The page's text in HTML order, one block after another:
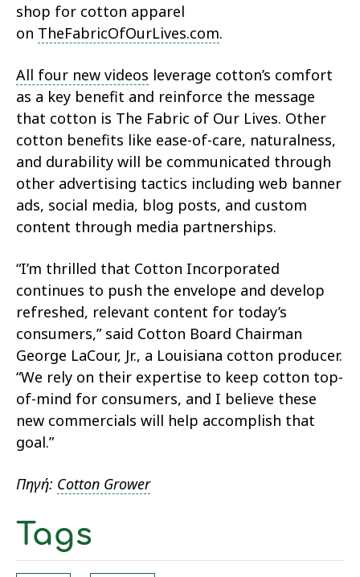
shop for cotton apparel
on TheFabricOfOurLives.com.
All four new videos leverage cotton’s comfort
as a key benefit and reinforce the message
that cotton is The Fabric of Our Lives. Other
cotton benefits like ease-of-care, naturalness,
and durability will be communicated through
other advertising tactics including web banner
ads, social media, blog posts, and custom
content through media partnerships.
“I’m thrilled that Cotton Incorporated
continues to push the envelope and develop
refreshed, relevant content for today’s
consumers,” said Cotton Board Chairman
George LaCour, Jr., a Louisiana cotton producer.
“We rely on their expertise to keep cotton top-
of-mind for consumers, and I believe these
new commercials will help accomplish that
goal.”
Πηγή: Cotton Grower
Tags